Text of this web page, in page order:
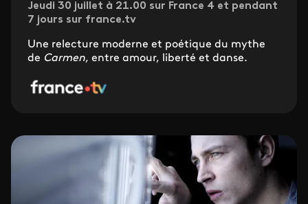
Jeudi 30 juillet à 21.00 sur France 4 et pendant
7 jours sur france.tv
Une relecture moderne et poétique du mythe
de Carmen, entre amour, liberté et danse.